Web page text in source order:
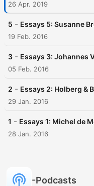
26 Apr. 2019
5 - Essays 5: Susanne
19 Feb. 2016
3 - Essays 3: Johannes
05 Feb. 2016
2 - Essays 2: Holberg &
29 Jan. 2016
1 - Essays 1: Michel de
28 Jan. 2016
-Podcasts